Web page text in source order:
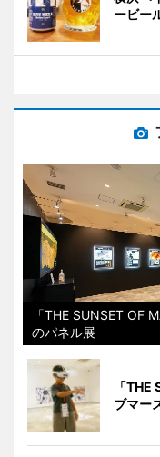
ービー
「THE SUNSET OF
のパネル展
「
ブマー